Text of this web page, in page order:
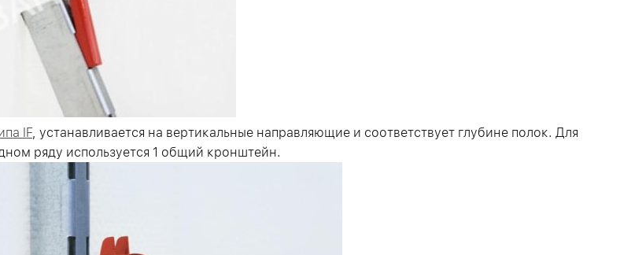
IF , устанавливается на вертикальные направляющие и соответствует глубине полок. Для
ряду используется 1 общий кронштейн.